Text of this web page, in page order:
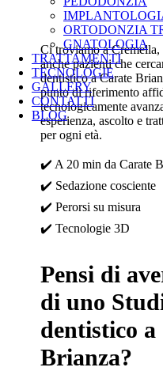
ORTODONZIA
GNATOLOGIA
TRATTAMENTI
TECNOLOGIE
GALLERY
CONTATTI
BLOG
Ci troviamo a
anche pazienti che
dentistico a Carate
punto di riferimento
tecnologicamente
esperienza, ascolto e
per ogni età.
✔️ A 20 min da Carate
✔️ Sedazione cosciente
✔️Perorsi su misura
✔️Tecnologie 3D
Pensi di
di uno
dentistico
Brianza?